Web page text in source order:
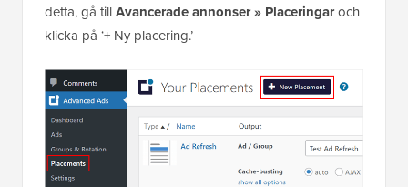
detta, gå tillAvancerade annonser » Placeringaroch
klicka på ‘+ Ny placering.’